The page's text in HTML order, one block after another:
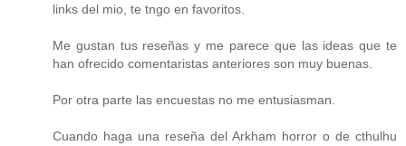
links del mio, te tngo en favoritos.
Me gustan tus reseñas y me parece que las ideas que te
han ofrecido comentaristas anteriores son muy buenas.
Por otra parte las encuestas no me entusiasman.
Cuando haga una reseña del Arkham horror o de cthulhu